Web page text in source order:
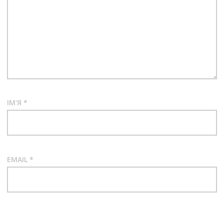
ІМ'Я *
EMAIL *